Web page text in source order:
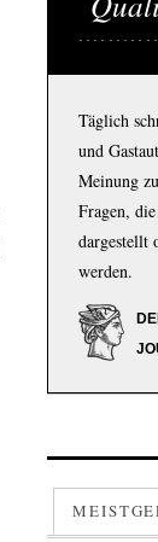
Täglich
und
Meinung
Fragen,
dargestellt
werden.